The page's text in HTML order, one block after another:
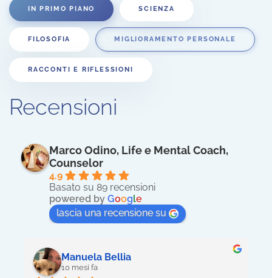
IN PRIMO PIANO SCIENZA
FILOSOFIA MIGLIORAMENTO PERSONALE
RACCONTI E RIFLESSIONI
Recensioni
Marco Odino, Life e Mental Coach,
Counselor
4.9
Basato su 89 recensioni
powered by Google
lascia una recensione su
Manuela Bellia
10 mesi fa